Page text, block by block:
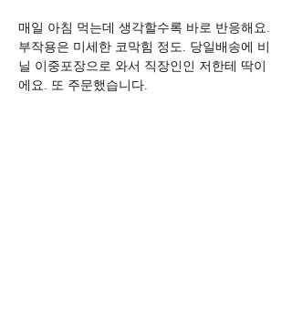
매일 아침 먹는데 생각할수록 바로 반응해요.
부작용은 미세한 코막힘 정도. 당일배송에 비
닐 이중포장으로 와서 직장인인 저한테 딱이
에요. 또 주문했습니다.